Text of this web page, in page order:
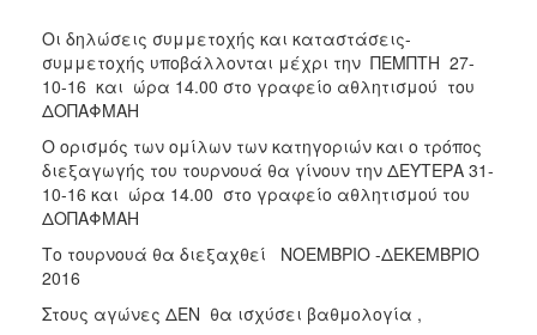
Οι δηλώσεις συμμετοχής και καταστάσεις-
συμμετοχής υποβάλλονται μέχρι την ΠΕΜΠΤΗ 27-
10-16 και ώρα 14.00 στο γραφείο αθλητισμού του
ΔΟΠΑΦΜΑΗ
Ο ορισμός των ομίλων των κατηγοριών και ο τρόπος
διεξαγωγής του τουρνουά θα γίνουν την ΔΕΥΤΕΡΑ 31-
10-16 και ώρα 14.00 στο γραφείο αθλητισμού του
ΔΟΠΑΦΜΑΗ
Το τουρνουά θα διεξαχθεί NOEMΒΡΙΟ -ΔΕΚΕΜΒΡΙΟ
2016
Στους αγώνες ΔΕΝ θα ισχύσει βαθμολογία ,